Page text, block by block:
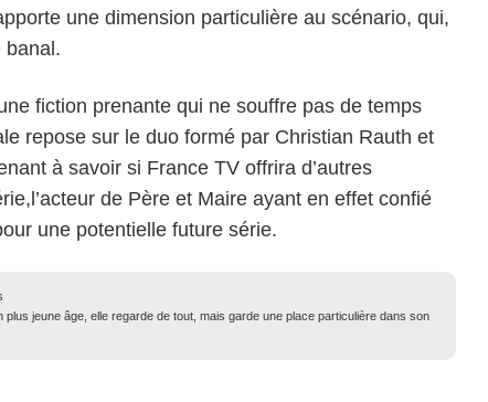
une dimension particulière au scénario, qui,
banal.
fiction prenante qui ne souffre pas de temps
repose sur le duo formé par Christian Rauth et
à savoir si France TV offrira d’autres
de Père et Maire ayant en effet confié
une potentielle future série.
plus jeune âge, elle regarde de tout, mais garde une place particulière dans son